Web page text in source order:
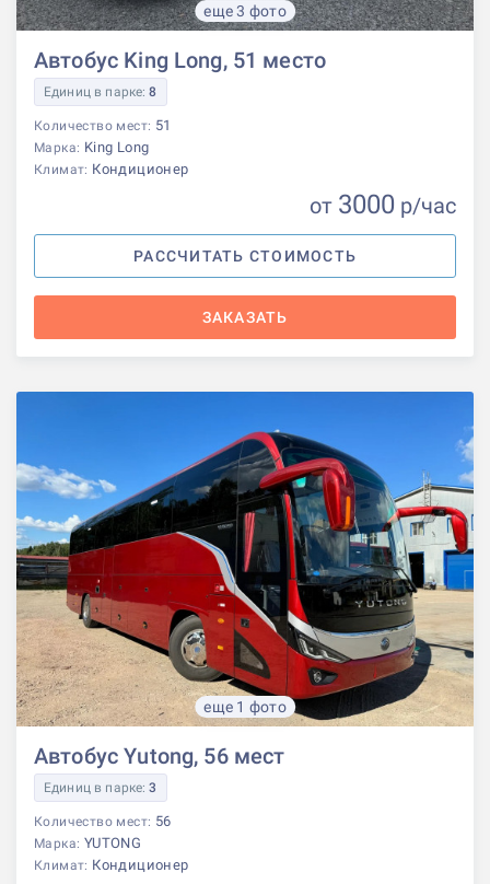
еще 3 фото
Автобус King Long, 51 место
Единиц в парке:8
Количество мест: 51
Марка: King Long
Климат: Кондиционер
от 3000 р/час
РАССЧИТАТЬ СТОИМОСТЬ
ЗАКАЗАТЬ
еще 1 фото
Автобус Yutong, 56 мест
Единиц в парке:3
Количество мест: 56
Марка: YUTONG
Климат: Кондиционер